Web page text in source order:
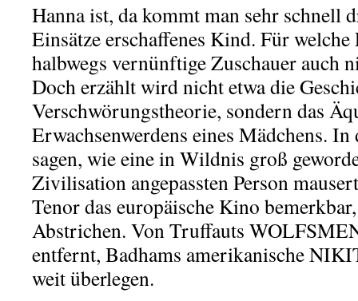
Hanna ist, da kommt man sehr schnell
Einsätze erschaffenes Kind. Für
halbwegs vernünftige Zuschauer auch
Doch erzählt wird nicht etwa die
Verschwörungstheorie, sondern das
Erwachsenwerdens eines Mädchens.
sagen, wie eine in Wildnis groß
Zivilisation angepassten Person
Tenor das europäische Kino
Abstrichen. Von Truffauts
entfernt, Badhams amerikanische
weit überlegen.